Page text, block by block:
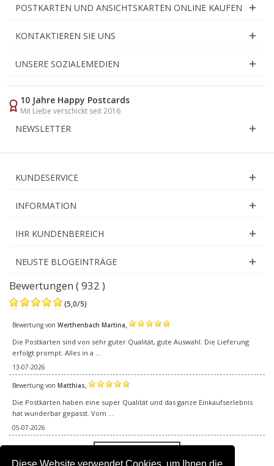
Diese Website verwendet Cookies, um Ihnen die
POSTKARTEN UND ANSICHTSKARTEN ONLINE KAUFEN
KONTAKTIEREN SIE UNS
UNSERE SOZIALEMEDIEN
10 Jahre Happy Postcards
Mit Liebe verschickt seit 2016
NEWSLETTER
KUNDESERVICE
INFORMATION
IHR KUNDENBEREICH
NEUSTE BLOGEINTRÄGE
Bewertungen ( 932 )
(5,0/5)
Bewertung von Werthenbach Martina,
Die Postkarten sind von sehr guter Qualität, gute Auswahl. Die Lieferung
erfolgt prompt. Alles in a ...
13-07-2026
Bewertung von Matthias,
Die Postkarten haben eine super Qualität und das ganze Einkaufserlebnis
hat wunderbar gepasst. Vom ...
05-07-2026